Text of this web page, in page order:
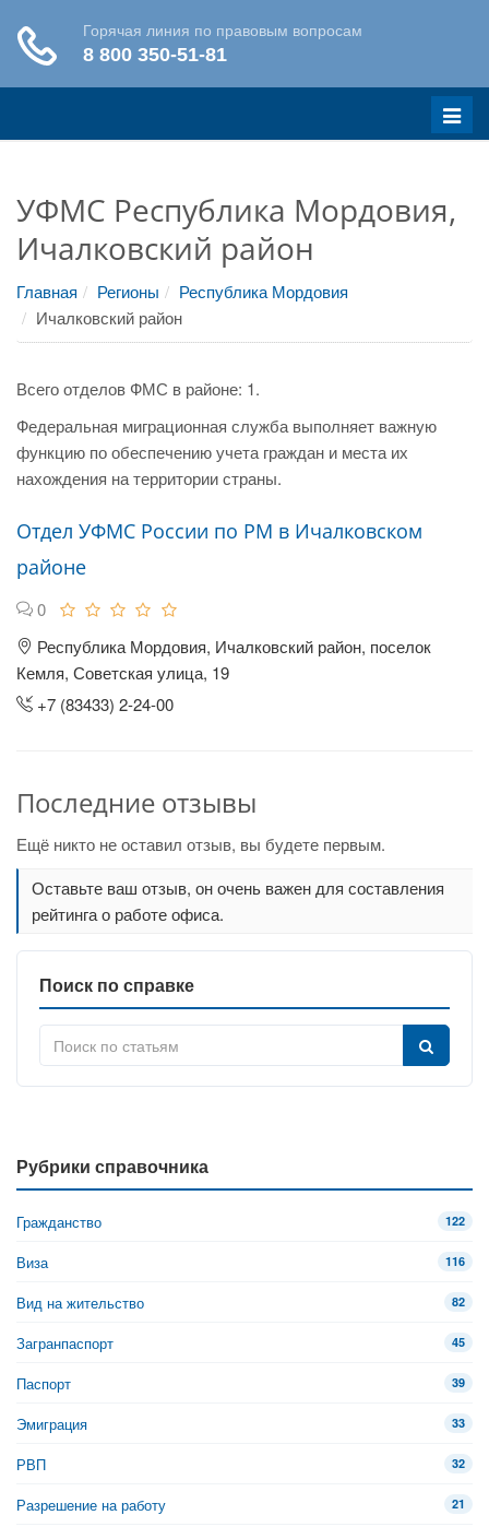
Меню
УФМС Республика Мордовия,
Ичалковский район
Главная Регионы
Республика Мордовия
Ичалковский район
Всего отделов ФМС в районе: 1.
Федеральная миграционная служба выполняет важную
функцию по обеспечению учета граждан и места их
нахождения на территории страны.
Отдел УФМС России по РМ в Ичалковском
районе
0
Республика Мордовия, Ичалковский район, поселок
Кемля, Советская улица, 19
+7 (83433) 2-24-00
Последние отзывы
Ещё никто не оставил отзыв, вы будете первым.
Оставьте ваш отзыв, он очень важен для составления
рейтинга о работе офиса.
Поиск по справке
Рубрики справочника
Гражданство 122
Виза 116
Вид на жительство 82
Загранпаспорт 45
Паспорт 39
Эмиграция 33
РВП 32
Разрешение на работу 21